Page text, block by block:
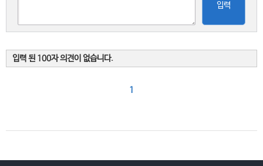
입력
입력 된 100자 의견이 없습니다.
1